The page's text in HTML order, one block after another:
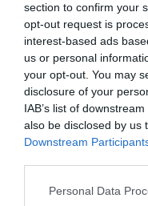
section to confirm your
opt-out request is
interest-based ads
us or personal
your opt-out. You may
disclosure of your
IAB’s list of
also be disclosed by us
Downstream
Personal Data
wiedzą zarówno
i mailowy.